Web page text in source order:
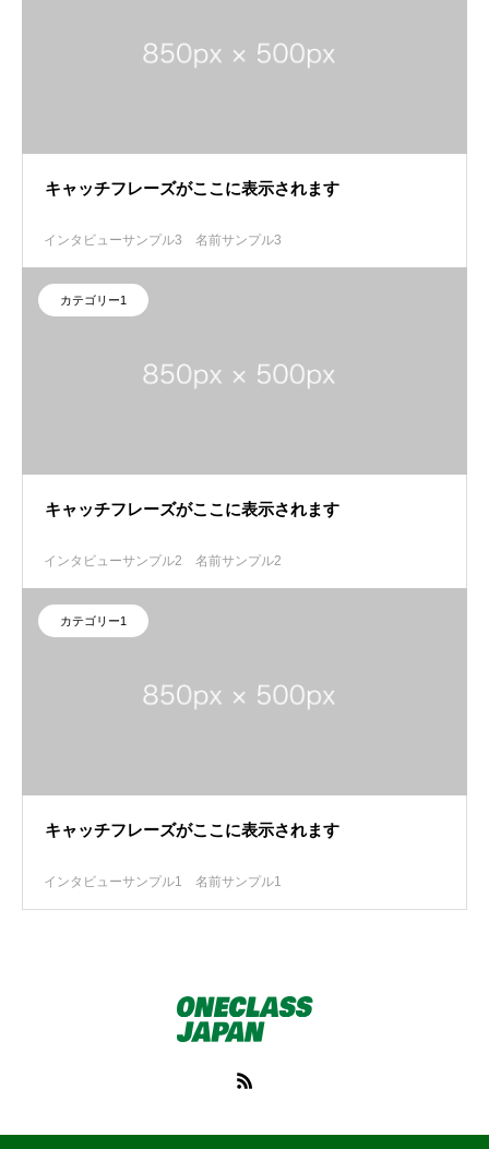
キャッチフレーズがここに表示されます
インタビューサンプル3 名前サンプル3
カテゴリー1
キャッチフレーズがここに表示されます
インタビューサンプル2 名前サンプル2
カテゴリー1
キャッチフレーズがここに表示されます
インタビューサンプル1 名前サンプル1